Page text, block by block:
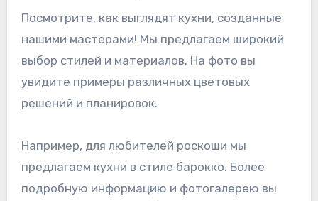
Посмотрите, как выглядят кухни, созданные
нашими мастерами! Мы предлагаем широкий
выбор стилей и материалов. На фото вы
увидите примеры различных цветовых
решений и планировок.
Например, для любителей роскоши мы
предлагаем кухни в стиле барокко. Более
подробную информацию и фотогалерею вы